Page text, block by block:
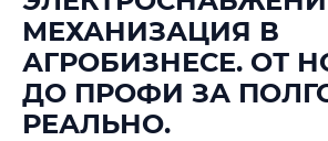
Стоимость по программам обучения
📜 Документы и аккредитация
МЕХАНИЗАЦИЯ В
АГРОБИЗНЕСЕ. ОТ
ДО ПРОФИ ЗА
РЕАЛЬНО.